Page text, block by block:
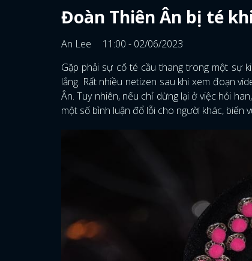
Đoàn Thiên Ân bị té
An Lee
11:00 - 02/06/2023
Gặp phải sự cố té cầu thang trong một sự
lắng. Rất nhiều netizen sau khi xem đoạn
Ân. Tuy nhiên, nếu chỉ dừng lại ở việc hỏi
một số bình luận đổ lỗi cho người khác, biến